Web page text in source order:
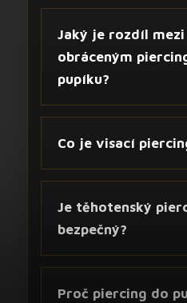
Jaký je rozdíl
obráceným
pupíku?
Co je visací
Je těhotenský
bezpečný?
Proč piercing do